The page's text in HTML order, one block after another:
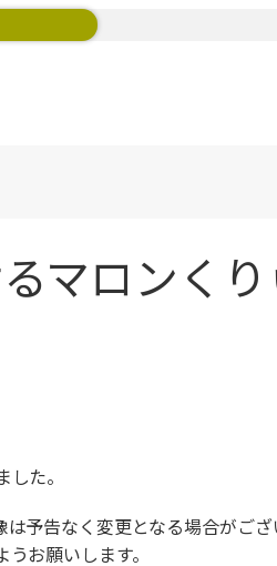
マロンくり
た。
予告なく変更となる場合がご
お願いします。